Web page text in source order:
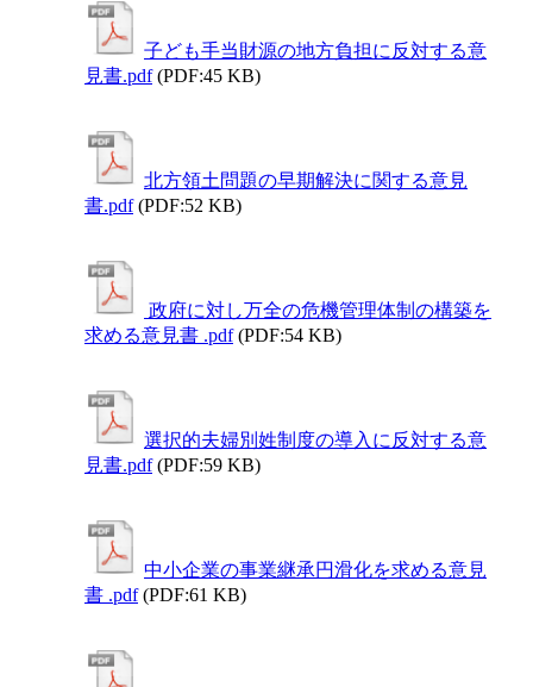
子ども手当財源の地方負担に反対する意
見書.pdf (PDF:45 KB)
北方領土問題の早期解決に関する意見
書.pdf (PDF:52 KB)
政府に対し万全の危機管理体制の構築を
求める意見書 .pdf (PDF:54 KB)
選択的夫婦別姓制度の導入に反対する意
見書.pdf (PDF:59 KB)
中小企業の事業継承円滑化を求める意見
書 .pdf (PDF:61 KB)